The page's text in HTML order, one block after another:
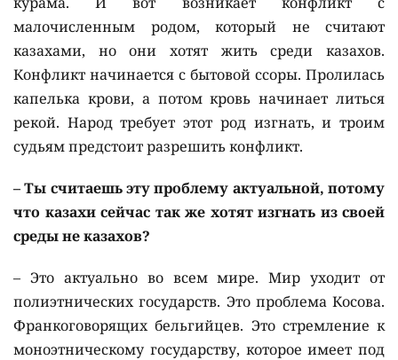
малочисленным родом, который не считают
казахами, но они хотят жить среди казахов.
Конфликт начинается с бытовой ссоры. Пролилась
капелька крови, а потом кровь начинает литься
рекой. Народ требует этот род изгнать, и троим
судьям предстоит разрешить конфликт.
– Ты считаешь эту проблему актуальной, потому
что казахи сейчас так же хотят изгнать из своей
среды не казахов?
– Это актуально во всем мире. Мир уходит от
полиэтнических государств. Это проблема Косова.
Франкоговорящих бельгийцев. Это стремление к
моноэтническому государству, которое имеет под